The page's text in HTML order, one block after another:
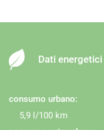
Dati energetici
consumo urbano:
5,9 l/100 km